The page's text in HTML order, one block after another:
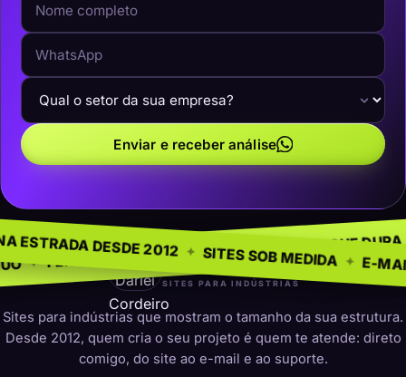
Enviar e receber análise
INDÚSTRIAS ✦ PRESENÇA QUE DURA SEM
✦ NA ESTRADA DESDE 2012 ✦ SITES SOB
darleicordeiro
SITES PARA INDÚSTRIAS
Sites para indústrias que mostram o tamanho da sua estrutura.
Desde 2012, quem cria o seu projeto é quem te atende: direto
comigo, do site ao e-mail e ao suporte.